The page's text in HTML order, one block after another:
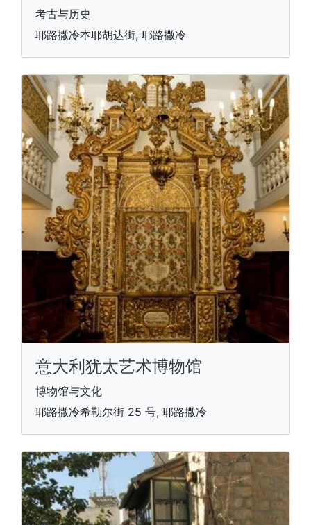
考古与历史
耶路撒冷本耶胡达街, 耶路撒冷
意大利犹太艺术博物馆
博物馆与文化
耶路撒冷希勒尔街 25 号, 耶路撒冷